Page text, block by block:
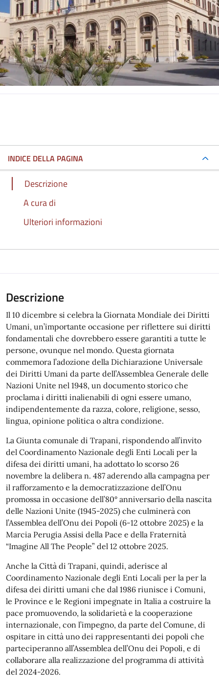
INDICE DELLA PAGINA
Descrizione
A cura di
Ulteriori informazioni
Descrizione
Il 10 dicembre si celebra la Giornata Mondiale dei Diritti
Umani, un’importante occasione per riflettere sui diritti
fondamentali che dovrebbero essere garantiti a tutte le
persone, ovunque nel mondo. Questa giornata
commemora l’adozione della Dichiarazione Universale
dei Diritti Umani da parte dell’Assemblea Generale delle
Nazioni Unite nel 1948, un documento storico che
proclama i diritti inalienabili di ogni essere umano,
indipendentemente da razza, colore, religione, sesso,
lingua, opinione politica o altra condizione.
La Giunta comunale di Trapani, rispondendo all’invito
del Coordinamento Nazionale degli Enti Locali per la
difesa dei diritti umani, ha adottato lo scorso 26
novembre la delibera n. 487 aderendo alla campagna per
il rafforzamento e la democratizzazione dell’Onu
promossa in occasione dell’80° anniversario della nascita
delle Nazioni Unite (1945-2025) che culminerà con
l’Assemblea dell’Onu dei Popoli (6-12 ottobre 2025) e la
Marcia Perugia Assisi della Pace e della Fraternità
“Imagine All The People” del 12 ottobre 2025.
Anche la Città di Trapani, quindi, aderisce al
Coordinamento Nazionale degli Enti Locali per la per la
difesa dei diritti umani che dal 1986 riunisce i Comuni,
le Province e le Regioni impegnate in Italia a costruire la
pace promuovendo, la solidarietà e la cooperazione
internazionale, con l’impegno, da parte del Comune, di
ospitare in città uno dei rappresentanti dei popoli che
parteciperanno all’Assemblea dell’Onu dei Popoli, e di
collaborare alla realizzazione del programma di attività
del 2024-2026.